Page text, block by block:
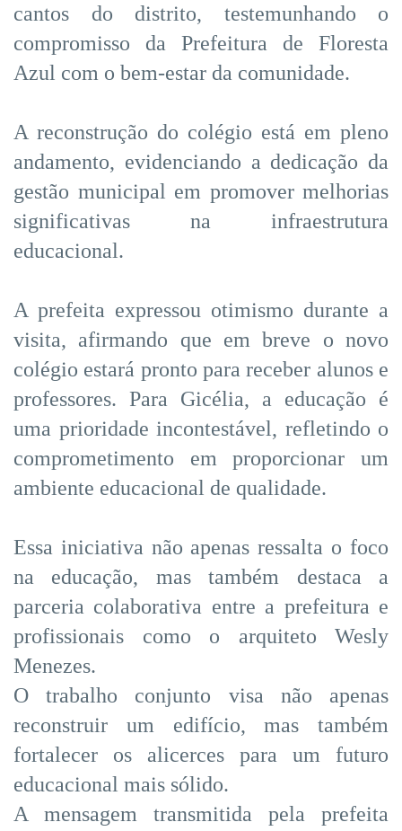
cantos do distrito, testemunhando o
compromisso da Prefeitura de Floresta
Azul com o bem-estar da comunidade.
A reconstrução do colégio está em pleno
andamento, evidenciando a dedicação da
gestão municipal em promover melhorias
significativas na infraestrutura
educacional.
A prefeita expressou otimismo durante a
visita, afirmando que em breve o novo
colégio estará pronto para receber alunos e
professores. Para Gicélia, a educação é
uma prioridade incontestável, refletindo o
comprometimento em proporcionar um
ambiente educacional de qualidade.
Essa iniciativa não apenas ressalta o foco
na educação, mas também destaca a
parceria colaborativa entre a prefeitura e
profissionais como o arquiteto Wesly
Menezes.
O trabalho conjunto visa não apenas
reconstruir um edifício, mas também
fortalecer os alicerces para um futuro
educacional mais sólido.
A mensagem transmitida pela prefeita